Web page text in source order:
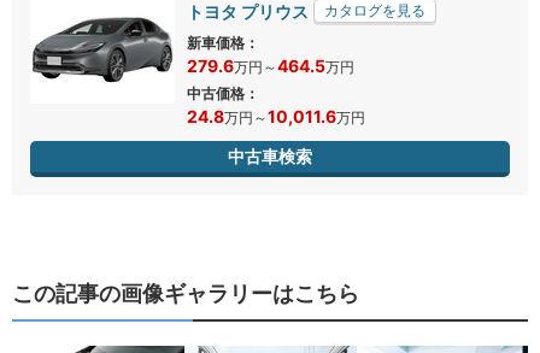
トヨタ プリウス
カタログを見る
新車価格：
279.6万円 ～464.5万円
中古価格：
24.8万円 ～10,011.6万円
中古車検索
この記事の画像ギャラリーはこちら